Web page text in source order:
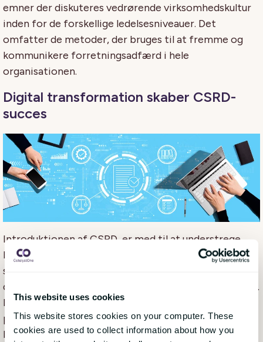
This website uses cookies
This website stores cookies on your computer. These
cookies are used to collect information about how you
emner der diskuteres vedrørende virksomhedskultur
inden for de forskellige ledelsesniveauer. Det
omfatter de metoder, der bruges til at fremme og
kommunikere forretningsadfærd i hele
organisationen.
Digital transformation skaber CSRD-
succes
Introduktionen af ​​CSRD, er med til at understrege
behovet for solide digitale forretnings- og HR-
systemer, der kan strømline dataindsamling, sikre
dataintegritet og lette den omfattende rapportering.
Den digitale transformation af HR, bliver accelereret
på grund af omfanget af CSRD rapporteringskrav og
behov for registrering af data, og fordi